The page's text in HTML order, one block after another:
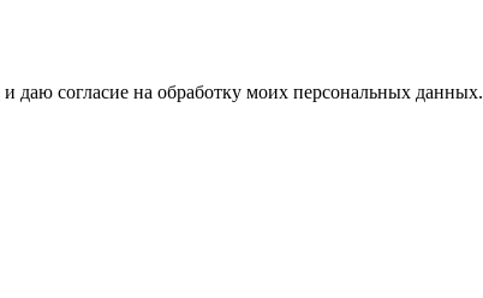
и даю согласие на обработку моих персональных данных.